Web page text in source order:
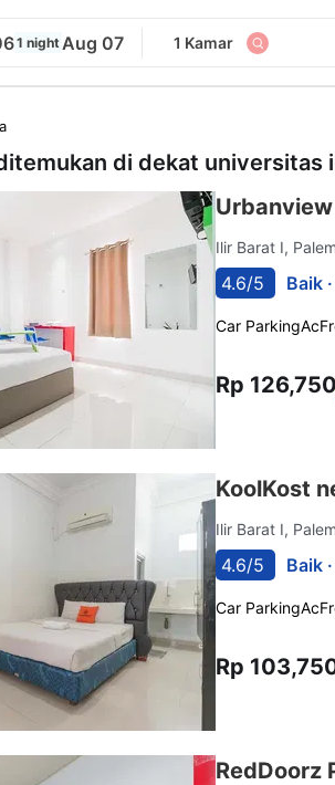
1 night Aug 07 1 Kamar
di dekat universitas
Ilir Barat I,
4.6/5 Baik ·
Car ParkingAc
Rp 126,750
KoolKost
Ilir Barat I,
4.6/5 Baik ·
Car ParkingAc
Rp
RedDoorz